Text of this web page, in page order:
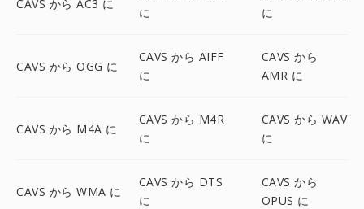
CAVS から AC3 に
に
に
CAVS から OGG に
CAVS から AIFF
に
CAVS から
AMR に
CAVS から M4A に
CAVS から M4R
に
CAVS から WAV
に
CAVS から WMA に
CAVS から DTS
に
CAVS から
OPUS に